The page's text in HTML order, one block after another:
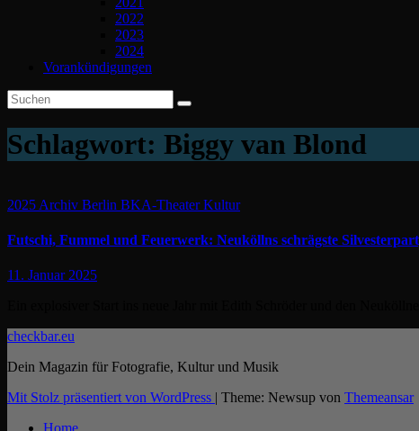
2022
2023
2024
Vorankündigungen
Schlagwort: Biggy van Blond
2025 Archiv Berlin BKA-TheaterKultur
Futschi, Fummel und Feuerwerk: Neuköllns schrägste
11. Januar 2025
checkbar.eu
Dein Magazin für Fotografie, Kultur und Musik
Mit Stolz präsentiert von WordPress | Theme: Newsup von Themeansar